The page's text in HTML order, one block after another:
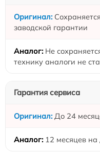
заводской гарантии
Не
технику аналоги не
Гарантия сервиса
До 24
12 месяцев на